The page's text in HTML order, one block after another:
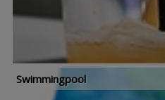
Swimmingpool